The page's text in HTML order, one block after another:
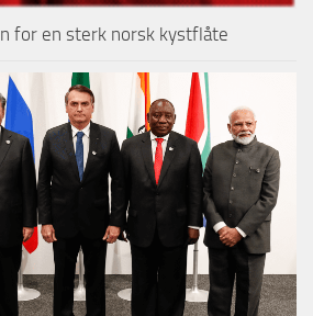
for en sterk norsk kystflåte